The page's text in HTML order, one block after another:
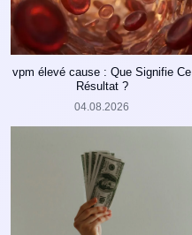
vpm élevé cause : Que Signifie Ce
Résultat ?
04.08.2026